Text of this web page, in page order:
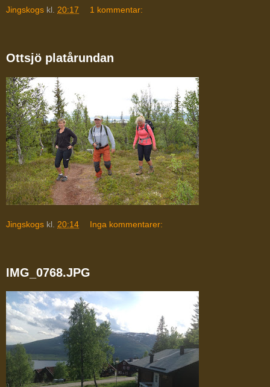
Jingskogs kl. 20:17 1 kommentar:
Ottsjö platårundan
Jingskogs kl. 20:14 Inga kommentarer:
IMG_0768.JPG